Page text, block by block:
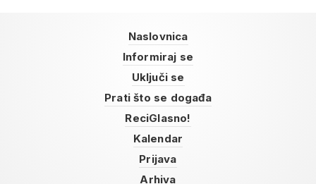
Naslovnica
Informiraj se
Uključi se
Prati što se događa
ReciGlasno!
Kalendar
Prijava
Arhiva